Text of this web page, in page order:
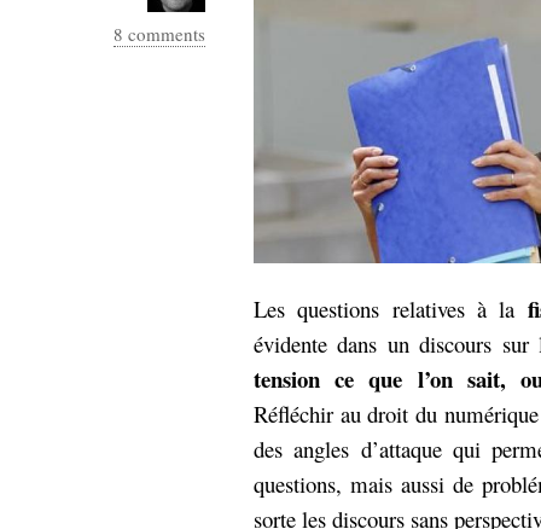
8 comments
Les questions relatives à la
évidente dans un discours
tension ce que l’on sait,
Réfléchir au droit du
des angles d’attaque qui
questions, mais aussi de
sorte les discours sans